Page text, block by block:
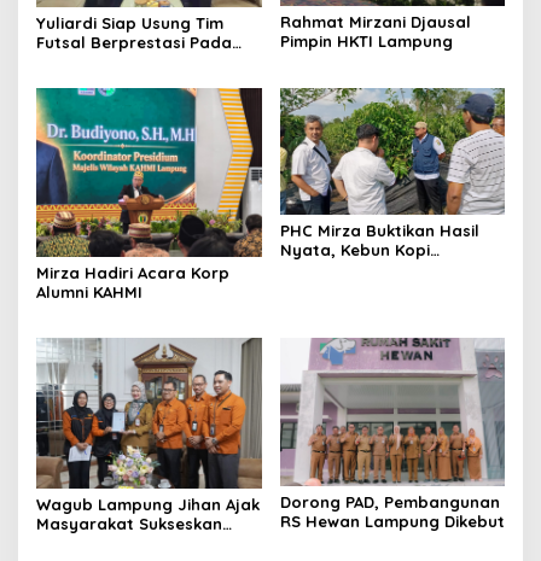
Yuliardi Siap Usung Tim
Futsal Berprestasi Pada
Rahmat Mirzani Djausal
Pimpin HKTI Lampung
Mirza Hadiri Acara Korp
Alumni KAHMI
PHC Mirza Buktikan Hasil
Nyata, Kebun Kopi
Wagub Lampung Jihan Ajak
Masyarakat Sukseskan
Dorong PAD, Pembangunan
RS Hewan Lampung Dikebut